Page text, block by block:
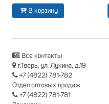
В корзину
Все контакты
г.Тверь, ул. Лукина, д.19
+7 (4822) 781-782
Отдел оптовых продаж
+7 (4822) 781-781